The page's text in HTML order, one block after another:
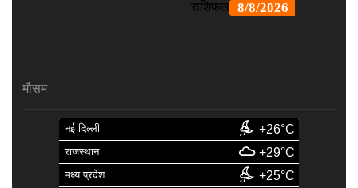
मौसम
नई दिल्ली +26°C
राजस्थान +29°C
मध्य प्रदेश +25°C